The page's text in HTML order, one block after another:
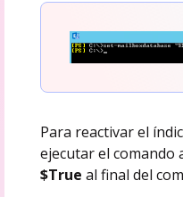
Para reactivar el
ejecutar el
$True al final del